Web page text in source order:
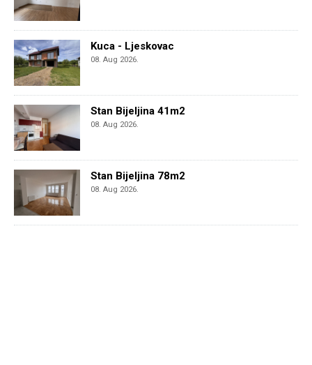
Kuca - Ljeskovac
08. Aug 2026.
Stan Bijeljina 41m2
08. Aug 2026.
Stan Bijeljina 78m2
08. Aug 2026.